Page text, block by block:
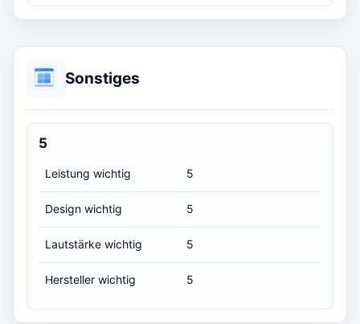
Sonstiges
5
Leistung wichtig 5
Design wichtig 5
Lautstärke wichtig 5
Hersteller wichtig 5